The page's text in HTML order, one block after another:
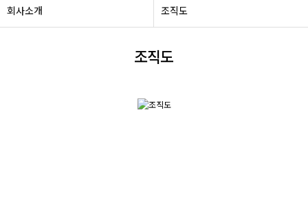
회사소개 조직도
조직도